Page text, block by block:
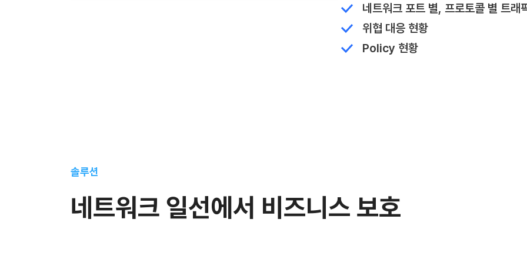
네트워크 포트 별, 프로토콜 별 트래
위협 대응 현황
Policy 현황
솔루션
네트워크 일선에서 비즈니스 보호